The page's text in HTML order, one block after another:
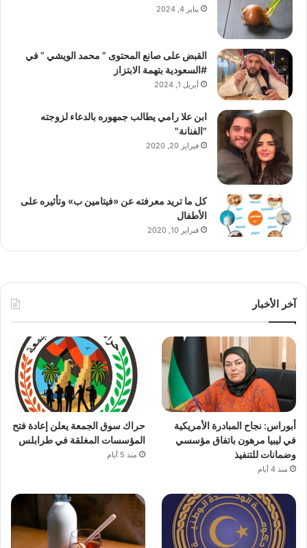
يناير 4, 2024
القبض على صانع المحتوى ” محمد الويشي ” في
#السعودية بتهمة الابتزاز
أبريل 1, 2024
ابن علا رامي يطالب جمهوره بالدعاء لزوجته
"الفنانة"
فبراير 20, 2020
كل ما تريد معرفته عن «فيتامين ب» وتأثيره على
الأطفال
فبراير 10, 2020
آخر الأخبار
أبوراس: نجاح المبادرة الأمريكية
في ليبيا مرهون باتفاق مؤسسي
وضمانات للتنفيذ
منذ 4 أيام
حراك سوق الجمعة يعلن إعادة فتح
المؤسسات المغلقة في طرابلس
منذ 5 أيام